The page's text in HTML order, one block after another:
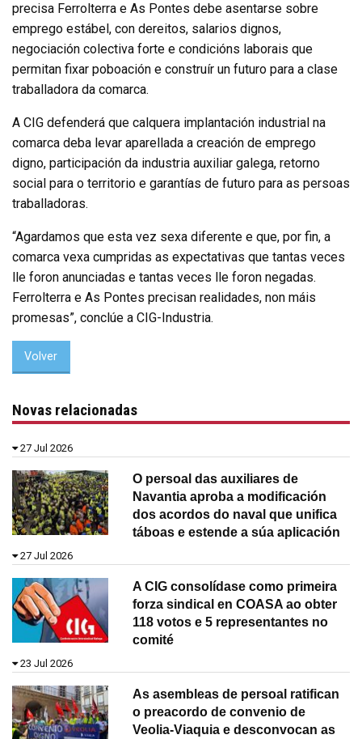
precisa Ferrolterra e As Pontes debe asentarse sobre
emprego estábel, con dereitos, salarios dignos,
negociación colectiva forte e condicións laborais que
permitan fixar poboación e construír un futuro para a clase
traballadora da comarca.
A CIG defenderá que calquera implantación industrial na
comarca deba levar aparellada a creación de emprego
digno, participación da industria auxiliar galega, retorno
social para o territorio e garantías de futuro para as persoas
traballadoras.
“Agardamos que esta vez sexa diferente e que, por fin, a
comarca vexa cumpridas as expectativas que tantas veces
lle foron anunciadas e tantas veces lle foron negadas.
Ferrolterra e As Pontes precisan realidades, non máis
promesas”, conclúe a CIG-Industria.
Volver
Novas relacionadas
27 Jul 2026
O persoal das auxiliares de
Navantia aproba a modificación
dos acordos do naval que unifica
táboas e estende a súa aplicación
27 Jul 2026
A CIG consolídase como primeira
forza sindical en COASA ao obter
118 votos e 5 representantes no
comité
23 Jul 2026
As asembleas de persoal ratifican
o preacordo de convenio de
Veolia-Viaquia e desconvocan as